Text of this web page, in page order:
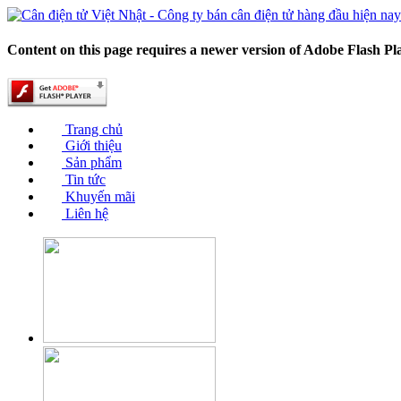
Content on this page requires a newer version of Adobe Flash
Trang chủ
Giới thiệu
Sản phẩm
Tin tức
Khuyến mãi
Liên hệ